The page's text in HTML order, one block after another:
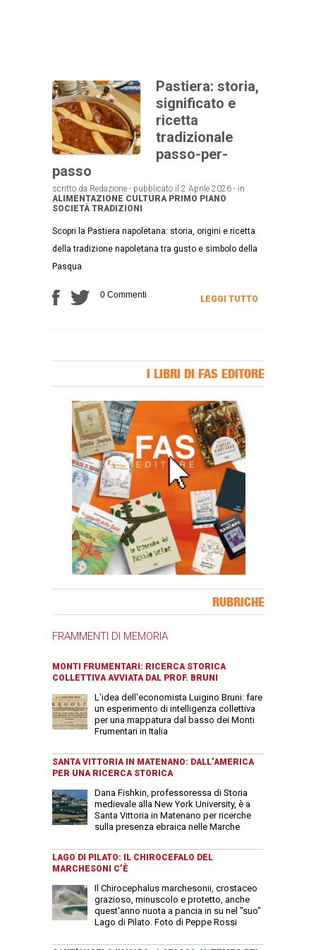
Pastiera: storia,
significato e
ricetta
tradizionale
passo-per-
passo
scritto da Redazione - pubblicato il 2 Aprile 2026 - in
ALIMENTAZIONE CULTURA PRIMO PIANO
SOCIETÀ TRADIZIONI
Scopri la Pastiera napoletana: storia, origini e ricetta
della tradizione napoletana tra gusto e simbolo della
Pasqua
0 Commenti LEGGI TUTTO
I LIBRI DI FAS EDITORE
RUBRICHE
FRAMMENTI DI MEMORIA
MONTI FRUMENTARI: RICERCA STORICA
COLLETTIVA AVVIATA DAL PROF. BRUNI
L'idea dell'economista Luigino Bruni: fare
un esperimento di intelligenza collettiva
per una mappatura dal basso dei Monti
Frumentari in Italia
SANTA VITTORIA IN MATENANO: DALL’AMERICA
PER UNA RICERCA STORICA
Dana Fishkin, professoressa di Storia
medievale alla New York University, è a
Santa Vittoria in Matenano per ricerche
sulla presenza ebraica nelle Marche
LAGO DI PILATO: IL CHIROCEFALO DEL
MARCHESONI C’È
Il Chirocephalus marchesonii, crostaceo
grazioso, minuscolo e protetto, anche
quest'anno nuota a pancia in su nel "suo"
Lago di Pilato. Foto di Peppe Rossi